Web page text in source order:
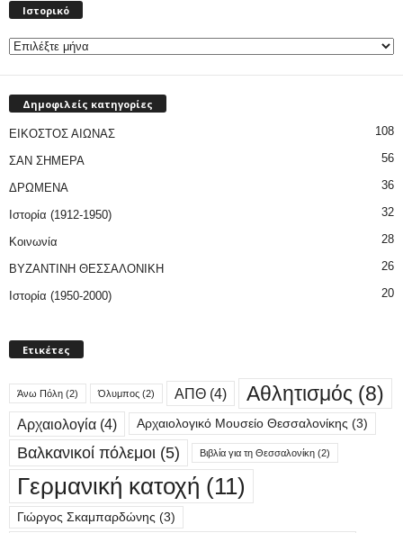
Ιστορικό
Δημοφιλείς κατηγορίες
ΕΙΚΟΣΤΟΣ ΑΙΩΝΑΣ 108
ΣΑΝ ΣΗΜΕΡΑ 56
ΔΡΩΜΕΝΑ 36
Ιστορία (1912-1950) 32
Κοινωνία 28
ΒΥΖΑΝΤΙΝΗ ΘΕΣΣΑΛΟΝΙΚΗ 26
Ιστορία (1950-2000) 20
Ετικέτες
Άνω Πόλη (2) Όλυμπος (2) ΑΠΘ (4) Αθλητισμός (8)
Αρχαιολογία (4) Αρχαιολογικό Μουσείο Θεσσαλονίκης (3)
Βαλκανικοί πόλεμοι (5) Βιβλία για τη Θεσσαλονίκη (2)
Γερμανική κατοχή (11)
Γιώργος Σκαμπαρδώνης (3)